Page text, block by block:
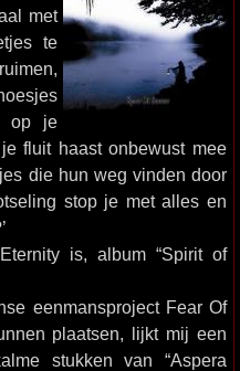
met
te
op je
fluit haast onbewust mee
die hun weg vinden door
stop je met alles en
is, album “Spirit of
eenmansproject Fear Of
plaatsen, lijkt mij een
stukken van “Aspera